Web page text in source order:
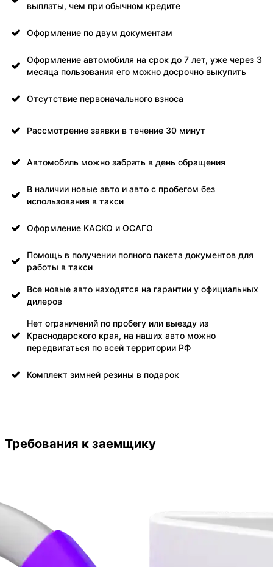
выплаты, чем при обычном кредите
Оформление по двум документам
Оформление автомобиля на срок до 7 лет, уже через 3
месяца пользования его можно досрочно выкупить
Отсутствие первоначального взноса
Рассмотрение заявки в течение 30 минут
Автомобиль можно забрать в день обращения
В наличии новые авто и авто с пробегом без
использования в такси
Оформление КАСКО и ОСАГО
Помощь в получении полного пакета документов для
работы в такси
Все новые авто находятся на гарантии у официальных
дилеров
Нет ограничений по пробегу или выезду из
Краснодарского края, на наших авто можно
передвигаться по всей территории РФ
Комплект зимней резины в подарок
Требования к заемщику